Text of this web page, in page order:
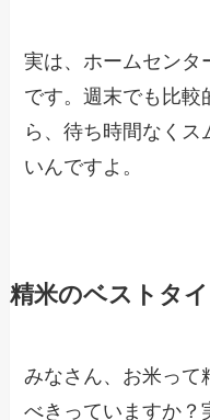
実は、ホームセンタ
です。週末でも比較
ら、待ち時間なくス
いんですよ。
精米のベストタ
みなさん、お米って
べきっていますか？